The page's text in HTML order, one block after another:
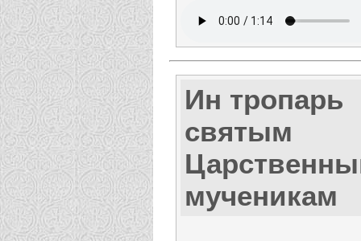
Ин тропарь
святым
мученикам